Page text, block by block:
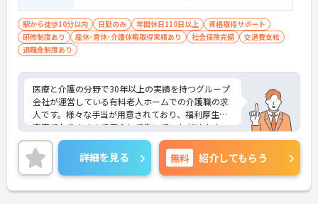
駅から徒歩10分以内 日勤のみ 年間休日110日以上
資格取得サポート
研修制度あり
産休･育休･介護休暇取得実績あり 社会保険完備
交通費支給
退職金制度あり
医療と介護の分野で30年以上の実績を持つグループ
会社が運営している有料老人ホームでの介護職の求
人です。様々な手当が用意されており、福利厚生も
充実ておりますので安心して働いていただけます。
未経験の方、新卒の方、プランクがある方、無資格
でも実務経験が3年以上ある方は応募可能です。ご興
味を持たれた方は是非お気軽にお問い合わせ下さ
い。
詳細を見る 無料 紹介してもらう